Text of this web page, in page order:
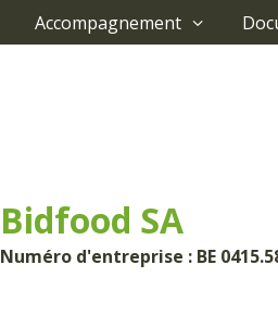
Accompagnement
Bidfood SA
Numéro d'entreprise : BE